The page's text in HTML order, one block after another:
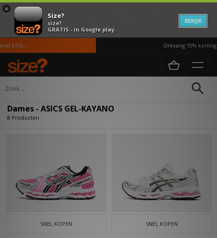
×
Size?
size?
GRATIS - in Google play
BEKIJK
€110,- Ontvang 10% korting
Home Dames
Dames - ASICS GEL-KAYANO
8 Producten
SNEL KOPEN SNEL KOPEN